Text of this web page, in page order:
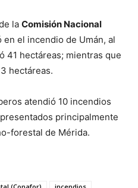
la Comisión Nacional
en el incendio de Umán, al
41 hectáreas; mientras que
hectáreas.
atendió 10 incendios
principalmente
forestal de Mérida.